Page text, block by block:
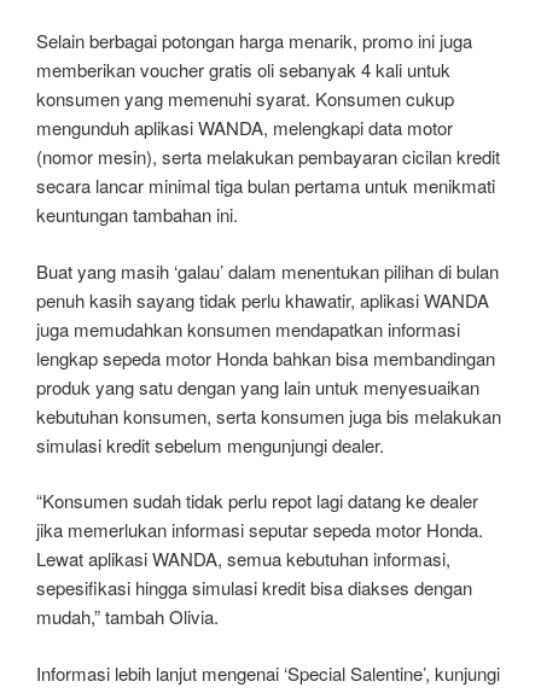
Selain berbagai potongan harga menarik, promo ini juga
memberikan voucher gratis oli sebanyak 4 kali untuk
konsumen yang memenuhi syarat. Konsumen cukup
mengunduh aplikasi WANDA, melengkapi data motor
(nomor mesin), serta melakukan pembayaran cicilan kredit
secara lancar minimal tiga bulan pertama untuk menikmati
keuntungan tambahan ini.
Buat yang masih ‘galau’ dalam menentukan pilihan di bulan
penuh kasih sayang tidak perlu khawatir, aplikasi WANDA
juga memudahkan konsumen mendapatkan informasi
lengkap sepeda motor Honda bahkan bisa membandingan
produk yang satu dengan yang lain untuk menyesuaikan
kebutuhan konsumen, serta konsumen juga bis melakukan
simulasi kredit sebelum mengunjungi dealer.
“Konsumen sudah tidak perlu repot lagi datang ke dealer
jika memerlukan informasi seputar sepeda motor Honda.
Lewat aplikasi WANDA, semua kebutuhan informasi,
sepesifikasi hingga simulasi kredit bisa diakses dengan
mudah,” tambah Olivia.
Informasi lebih lanjut mengenai ‘Special Salentine’, kunjungi